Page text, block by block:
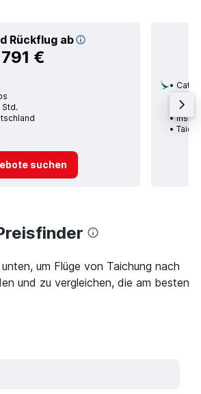
Rückflug ab
791 €
Std.
suchen
1
um Flüge von Taichung nach
und zu vergleichen, die am besten